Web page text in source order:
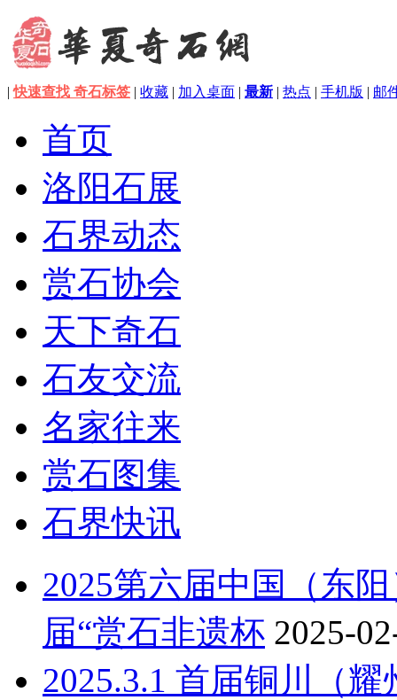
|快速查找 奇石标签 | 收藏 | 加入桌面 | 最新 | 热点 | 手机版 | 邮
首页
洛阳石展
石界动态
赏石协会
天下奇石
石友交流
名家往来
赏石图集
石界快讯
2025第六届中国（东
届“赏石非遗杯 2025-
2025.3.1 首届铜川（